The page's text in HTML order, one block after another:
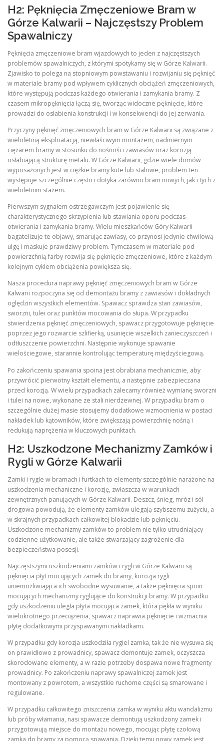
H2: Pęknięcia Zmęczeniowe Bram w
Górze Kalwarii – Najczęstszy Problem
Spawalniczy
Pęknięcia zmęczeniowe bram wjazdowych to jeden z najczęstszych
problemów spawalniczych, z którymi spotykamy się w Górze Kalwarii.
Zjawisko to polega na stopniowym powstawaniu i rozwijaniu się pęknięć
w materiale bramy pod wpływem cyklicznych obciążeń zmęczeniowych,
które występują podczas każdego otwierania i zamykania bramy. Z
czasem mikropęknięcia łączą się, tworząc widoczne pęknięcie, które
prowadzi do osłabienia konstrukcji i w konsekwencji do jej zerwania.
Przyczyny pęknięć zmęczeniowych bram w Górze Kalwarii są związane z
wieloletnią eksploatacją, niewłaściwym montażem, nadmiernym
ciężarem bramy w stosunku do nośności zawiasów oraz korozją
osłabiającą strukturę metalu. W Górze Kalwarii, gdzie wiele domów
wyposażonych jest w ciężkie bramy kute lub stalowe, problem ten
występuje szczególnie często i dotyka zarówno bram nowych, jak i tych z
wieloletnim stażem.
Pierwszym sygnałem ostrzegawczym jest pojawienie się
charakterystycznego skrzypienia lub stawiania oporu podczas
otwierania i zamykania bramy. Wielu mieszkańców Góry Kalwarii
bagatelizuje te objawy, smarując zawiasy, co przynosi jedynie chwilową
ulgę i maskuje prawdziwy problem. Tymczasem w materiale pod
powierzchnią farby rozwija się pęknięcie zmęczeniowe, które z każdym
kolejnym cyklem obciążenia powiększa się.
Nasza procedura naprawy pęknięć zmęczeniowych bram w Górze
Kalwarii rozpoczyna się od demontażu bramy z zawiasów i dokładnych
oględzin wszystkich elementów. Spawacz sprawdza stan zawiasów,
sworzni, tulei oraz punktów mocowania do słupa. W przypadku
stwierdzenia pęknięć zmęczeniowych, spawacz przygotowuje pęknięcie
poprzez jego rozwarcie szlifierką, usunięcie wszelkich zanieczyszczeń i
odtłuszczenie powierzchni. Następnie wykonuje spawanie
wielościegowe, starannie kontrolując temperaturę międzyściegową.
Po zakończeniu spawania spoina jest obrabiana mechanicznie, aby
przywrócić pierwotny kształt elementu, a następnie zabezpieczana
przed korozją. W wielu przypadkach zalecamy również wymianę sworzni
i tulei na nowe, wykonane ze stali nierdzewnej. W przypadku bram o
szczególnie dużej masie stosujemy dodatkowe wzmocnienia w postaci
nakładek lub kątowników, które zwiększają powierzchnię nośną i
redukują naprężenia w kluczowych punktach.
H2: Uszkodzone Mechanizmy Zamków i
Rygli w Górze Kalwarii
Zamki i rygle w bramach i furtkach to elementy szczególnie narażone na
uszkodzenia mechaniczne i korozję, zwłaszcza w warunkach
zewnętrznych panujących w Górze Kalwarii. Deszcz, śnieg, mróz i sól
drogowa powodują, że elementy zamków ulegają szybszemu zużyciu, a
w skrajnych przypadkach całkowitej blokadzie lub pęknięciu.
Uszkodzone mechanizmy zamków to problem nie tylko utrudniający
codzienne użytkowanie, ale także stwarzający zagrożenie dla
bezpieczeństwa posesji.
Najczęstszymi uszkodzeniami zamków i rygli w Górze Kalwarii są
pęknięcia płyt mocujących zamek do bramy, korozja rygli
uniemożliwiająca ich swobodne wysuwanie, a także pęknięcia spoin
mocujących mechanizmy ryglujące do konstrukcji bramy. W przypadku
gdy uszkodzeniu uległa płyta mocująca zamek, która pękła w wyniku
wielokrotnego przeciążenia, spawacz naprawia pęknięcie i wzmacnia
płytę dodatkowymi przyspawanymi nakładkami.
W przypadku gdy korozja uszkodziła rygiel zamka, tak że nie wysuwa się
on prawidłowo z prowadnicy, spawacz demontuje zamek, oczyszcza
skorodowane elementy, a w razie potrzeby dospawa nowe fragmenty
prowadnicy. Po zakończeniu naprawy spawalniczej zamek jest
montowany z powrotem, a wszystkie ruchome części są smarowane i
regulowane.
W przypadku całkowitego zniszczenia zamka w wyniku aktu wandalizmu
lub próby włamania, nasi spawacze demontują uszkodzony zamek i
przygotowują miejsce do montażu nowego, mocując płytę czołową